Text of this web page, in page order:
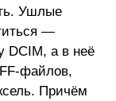
Ушлые
—
DCIM, а в неё
файлов,
Причём